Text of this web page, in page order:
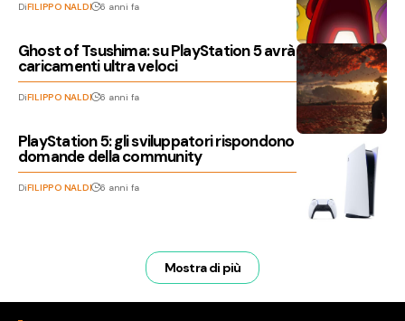
DiFILIPPO NALDI 6 anni fa
Ghost of Tsushima: su PlayStation 5 avrà 60 FPS e
caricamenti ultra veloci
DiFILIPPO NALDI 6 anni fa
PlayStation 5: gli sviluppatori rispondono alle
domande della community
DiFILIPPO NALDI 6 anni fa
Mostra di più